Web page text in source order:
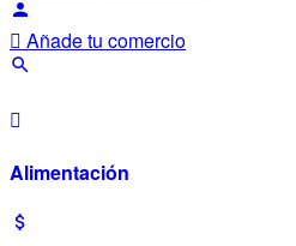
Añade tu comercio
Alimentación